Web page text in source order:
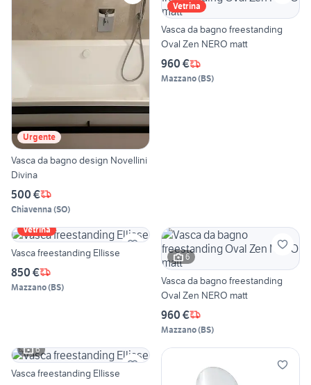
Urgente
Vasca da bagno design Novellini
Divina
500 €
Chiavenna (SO)
Vetrina
Vasca da bagno freestanding
Oval Zen NERO matt
960 €
Mazzano(BS)
Vetrina
Vasca freestanding Ellisse
850 €
Mazzano(BS)
6
Vasca da bagno freestanding
Oval Zen NERO matt
960 €
Mazzano(BS)
6
Vasca freestanding Ellisse